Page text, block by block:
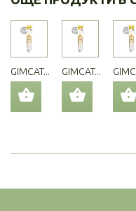
GIMCAT... GIMCAT...